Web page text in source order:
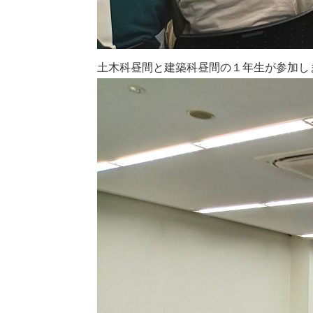
土木科昼間と建築科昼間の１年生が参加し